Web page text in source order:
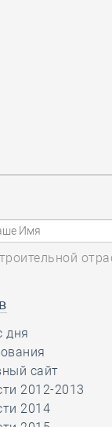
дня
сайт
2012-2013
2014